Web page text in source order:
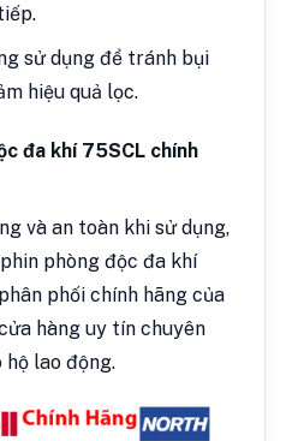
sử dụng để tránh bụi
hiệu quả lọc.
đa khí 75SCL chính
và an toàn khi sử dụng,
phòng độc đa khí
phối chính hãng của
hàng uy tín chuyên
lao động.